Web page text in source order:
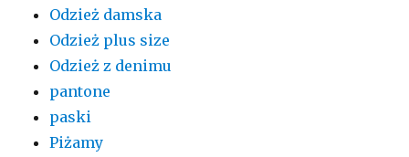
Odzież damska
Odzież plus size
Odzież z denimu
pantone
paski
Piżamy